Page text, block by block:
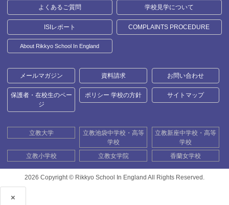
よくあるご質問 学校見学について
ISIレポート COMPLAINTS PROCEDURE
About Rikkyo School In England
メールマガジン 資料請求 お問い合わせ
保護者・在校生のペー
ジ
ポリシー 学校の方針 サイトマップ
立教大学
立教池袋中学校・高等
学校
立教新座中学校・高等
学校
立教小学校
立教女学院 香蘭女学校
2026 Copyright © Rikkyo School In England All Rights Reserved.
×